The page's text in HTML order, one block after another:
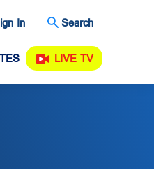
In Search
LIVE TV